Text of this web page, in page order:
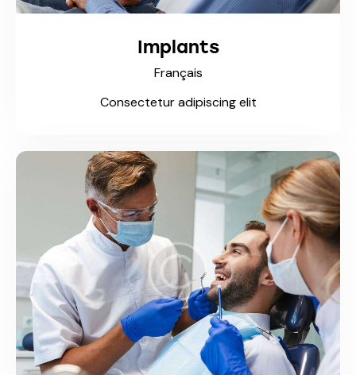
Implants
Français
Consectetur adipiscing elit